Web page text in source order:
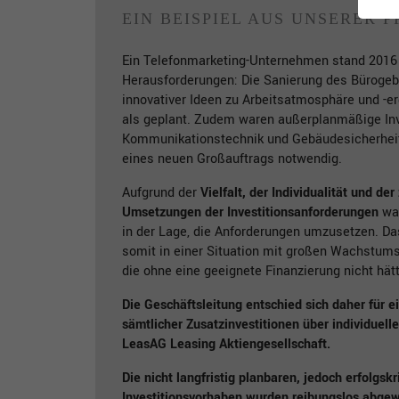
EIN BEISPIEL AUS UNSERER
Ein Telefonmarketing-Unternehmen stand
Herausforderungen: Die Sanierung des
innovativer Ideen zu Arbeitsatmosphäre und -
als geplant. Zudem waren außerplanmäßige
Kommunikationstechnik und
eines neuen Großauftrags notwendig.
Aufgrund derVielfalt, der Individualität und
Umsetzungen der Investitionsanforderungen
in der Lage, die Anforderungen umzusetzen.
somit in einer Situation mit großen
die ohne eine geeignete Finanzierung nicht
Die Geschäftsleitung entschied sich daher für
sämtlicher Zusatzinvestitionen über
LeasAG Leasing Aktiengesellschaft.
Die nicht langfristig planbaren, jedoch